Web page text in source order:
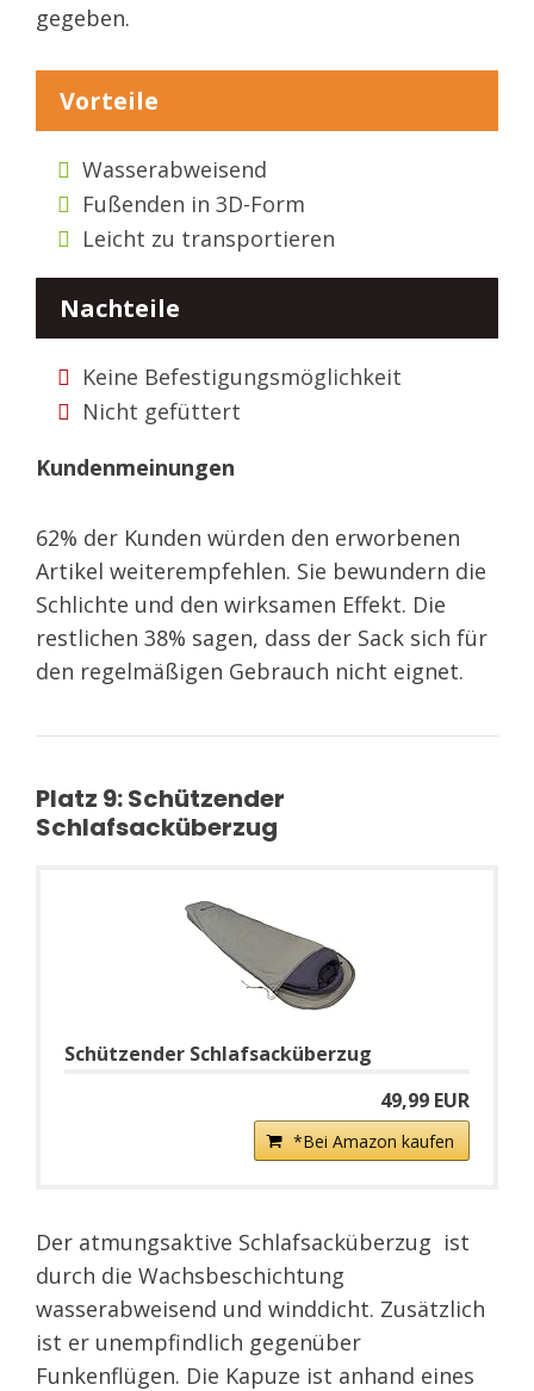
gegeben.
Vorteile
Wasserabweisend
Fußenden in 3D-Form
Leicht zu transportieren
Nachteile
Keine Befestigungsmöglichkeit
Nicht gefüttert
Kundenmeinungen
62% der Kunden würden den erworbenen
Artikel weiterempfehlen. Sie bewundern die
Schlichte und den wirksamen Effekt. Die
restlichen 38% sagen, dass der Sack sich für
den regelmäßigen Gebrauch nicht eignet.
Platz 9: Schützender
Schlafsacküberzug
Schützender Schlafsacküberzug
49,99 EUR
*Bei Amazon kaufen
Der atmungsaktive Schlafsacküberzug ist
durch die Wachsbeschichtung
wasserabweisend und winddicht. Zusätzlich
ist er unempfindlich gegenüber
Funkenflügen. Die Kapuze ist anhand eines